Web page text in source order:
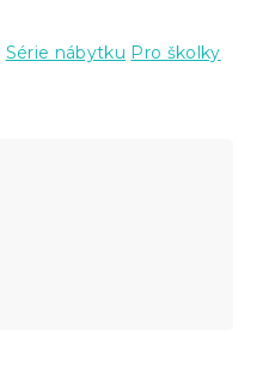
Série nábytku Pro školky